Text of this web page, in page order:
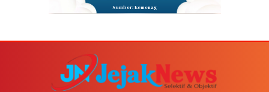
Sumber: Kemenag